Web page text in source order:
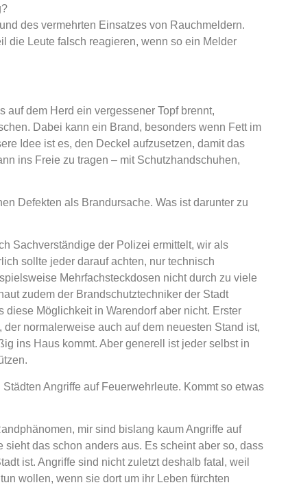
des vermehrten Einsatzes von Rauchmeldern.
die Leute falsch reagieren, wenn so ein Melder
dem Herd ein vergessener Topf brennt,
Dabei kann ein Brand, besonders wenn Fett im
Idee ist es, den Deckel aufzusetzen, damit das
ins Freie zu tragen – mit Schutzhandschuhen,
Defekten als Brandursache. Was ist darunter zu
Sachverständige der Polizei ermittelt, wir als
sollte jeder darauf achten, nur technisch
Mehrfachsteckdosen nicht durch zu viele
zudem der Brandschutztechniker der Stadt
Möglichkeit in Warendorf aber nicht. Erster
normalerweise auch auf dem neuesten Stand ist,
ins Haus kommt. Aber generell ist jeder selbst in
Angriffe auf Feuerwehrleute. Kommt so etwas
mir sind bislang kaum Angriffe auf
das schon anders aus. Es scheint aber so, dass
ist. Angriffe sind nicht zuletzt deshalb fatal, weil
wollen, wenn sie dort um ihr Leben fürchten